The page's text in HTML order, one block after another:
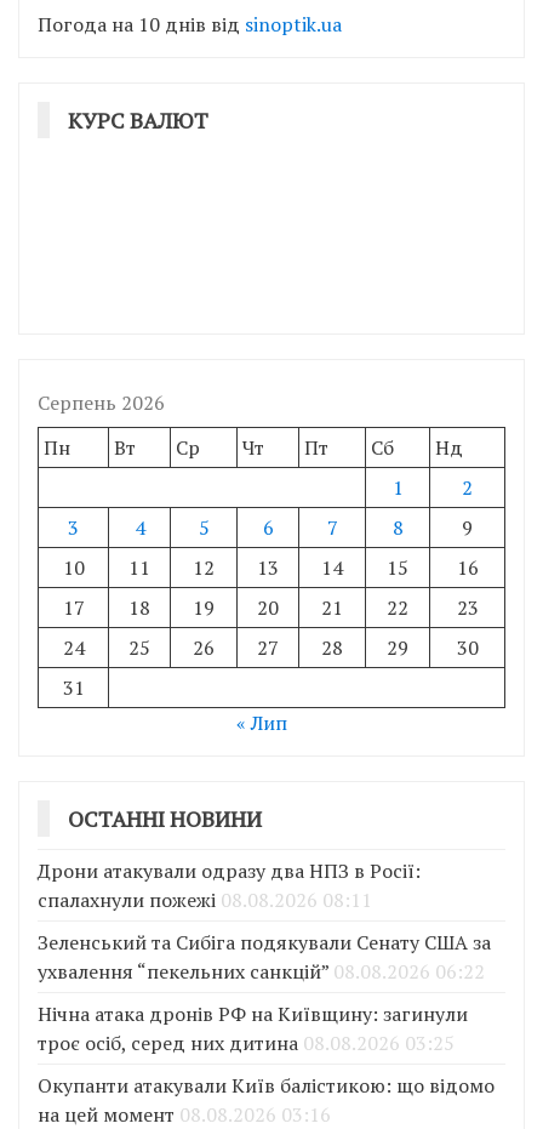
Погода на 10 днів від sinoptik.ua
КУРС ВАЛЮТ
Серпень 2026
Пн
Вт Ср Чт Пт Сб
Нд
1
2
3
4 5 6 7 8
9
10
11 12 13 14 15
16
17
18 19 20 21 22
23
24
25 26 27 28 29
30
31
« Лип
ОСТАННІ НОВИНИ
Дрони атакували одразу два НПЗ в Росії:
спалахнули пожежі 08.08.2026 08:11
Зеленський та Сибіга подякували Сенату США за
ухвалення “пекельних санкцій” 08.08.2026 06:22
Нічна атака дронів РФ на Київщину: загинули
троє осіб, серед них дитина 08.08.2026 03:25
Окупанти атакували Київ балістикою: що відомо
на цей момент 08.08.2026 03:16